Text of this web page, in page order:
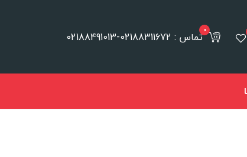
تماس : 02188311672-021884910130